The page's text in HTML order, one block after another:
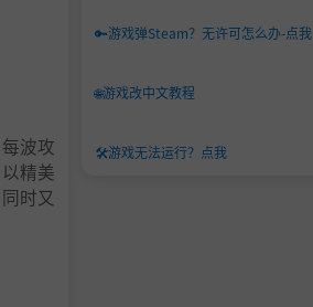
波攻
精美
时又
🔑游戏弹Steam？无许可怎么办-点我
🌐游戏改中文教程
🛠️游戏无法运行？点我